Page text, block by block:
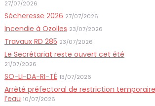
27/07/2026
Sécheresse 2026 27/07/2026
Incendie à Ozolles 23/07/2026
Travaux RD 285 23/07/2026
Le Secrétariat reste ouvert cet été
21/07/2026
SO-LI-DA-RI-TÉ 13/07/2026
Arrêté préfectoral de restriction
l’eau 10/07/2026